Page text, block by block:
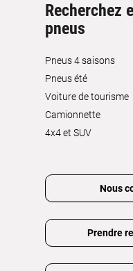
Recherchez
pneus
Pneus 4 saisons
Pneus été
Voiture de tourisme
Camionnette
4x4 et SUV
Nous
Prendre